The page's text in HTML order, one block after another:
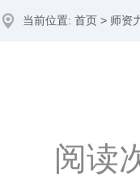
当前位置: 首页 > 师资
阅读